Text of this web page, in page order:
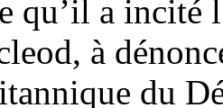
qu’il a incité
à
du